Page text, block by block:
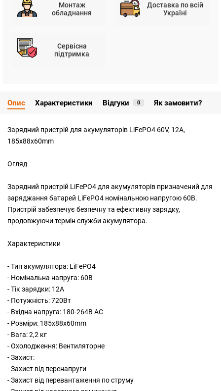
Монтаж
обладнання
Доставка по всій
Україні
Сервісна
підтримка
Опис Характеристики Відгуки 0 Як замовити?
Зарядний пристрій для акумуляторів LiFePO4 60V, 12A,
185x88x60mm
Огляд
Зарядний пристрій LiFePO4 для акумуляторів призначений для
заряджання батарей LiFePO4 номінальною напругою 60В.
Пристрій забезпечує безпечну та ефективну зарядку,
продовжуючи термін служби акумулятора.
Характеристики
- Тип акумулятора: LiFePO4
- Номінальна напруга: 60В
- Тік зарядки: 12А
- Потужність: 720Вт
- Вхідна напруга: 180-264В AC
- Розміри: 185x88x60mm
- Вага: 2,2 кг
- Охолодження: Вентиляторне
- Захист:
- Захист від перенапруги
- Захист від перевантаження по струму